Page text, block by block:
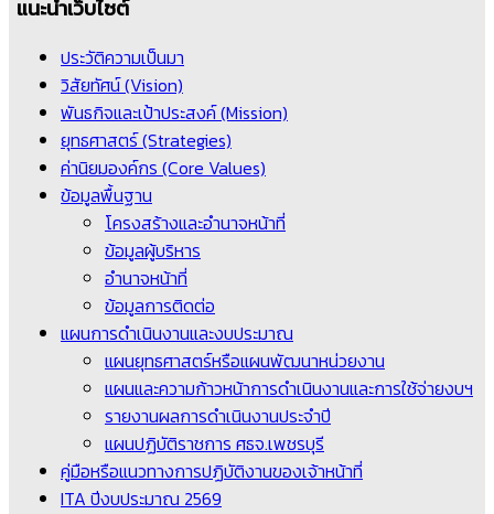
แนะนำเว็บไซต์
ประวัติความเป็นมา
วิสัยทัศน์ (Vision)
พันธกิจและเป้าประสงค์ (Mission)
ยุทธศาสตร์ (Strategies)
ค่านิยมองค์กร (Core Values)
ข้อมูลพื้นฐาน
โครงสร้างและอำนาจหน้าที่
ข้อมูลผู้บริหาร
อำนาจหน้าที่
ข้อมูลการติดต่อ
แผนการดำเนินงานและงบประมาณ
แผนยุทธศาสตร์หรือแผนพัฒนาหน่วยงาน
แผนและความก้าวหน้าการดำเนินงานและการใช้จ่ายงบฯ
รายงานผลการดำเนินงานประจำปี
แผนปฏิบัติราชการ ศธจ.เพชรบุรี
คู่มือหรือแนวทางการปฏิบัติงานของเจ้าหน้าที่
ITA ปีงบประมาณ 2569